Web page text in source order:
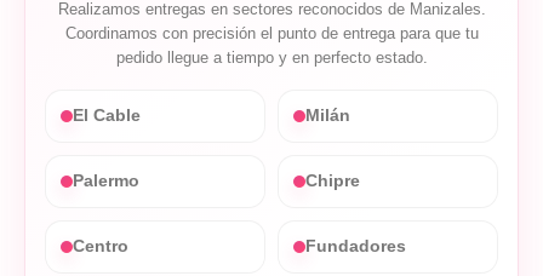
Realizamos entregas en sectores reconocidos de Manizales.
Coordinamos con precisión el punto de entrega para que tu
pedido llegue a tiempo y en perfecto estado.
El Cable Milán
Palermo Chipre
Centro Fundadores